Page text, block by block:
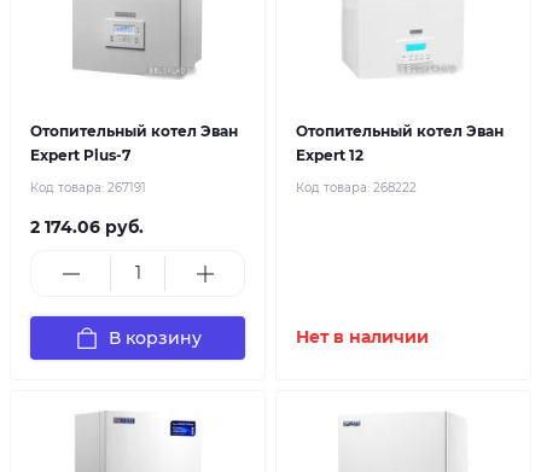
Отопительный котел Эван
Expert Plus-7
Код товара: 267191
2 174.06 руб.
В корзину
Отопительный котел Эван
Expert 12
Код товара: 268222
Нет в наличии